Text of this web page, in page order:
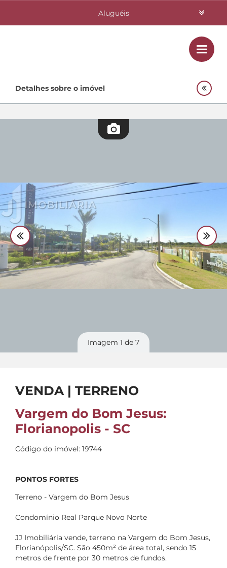
Aluguéis
Investimentos
Quem Somos
Fale Conosco 48 3364-0079
Plantão 48 99842-0500
Divulgue seu imóvel
Detalhes sobre o imóvel
Imagem 1 de 7
VENDA | TERRENO
Vargem do Bom Jesus:
Florianopolis - SC
Código do imóvel: 19744
PONTOS FORTES
Terreno - Vargem do Bom Jesus
Condomínio Real Parque Novo Norte
JJ Imobiliária vende, terreno na Vargem do Bom Jesus,
Florianópolis/SC. São 450m² de área total, sendo 15
metros de frente por 30 metros de fundos.